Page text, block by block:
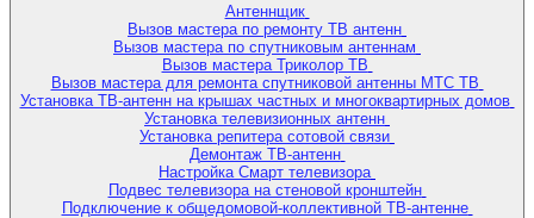
Антеннщик
Вызов мастера по ремонту ТВ антенн
Вызов мастера по спутниковым антеннам
Вызов мастера Триколор ТВ
Вызов мастера для ремонта спутниковой антенны МТС ТВ
Установка ТВ-антенн на крышах частных и многоквартирных домов
Установка телевизионных антенн
Установка репитера сотовой связи
Демонтаж ТВ-антенн
Настройка Смарт телевизора
Подвес телевизора на стеновой кронштейн
Подключение к общедомовой-коллективной ТВ-антенне